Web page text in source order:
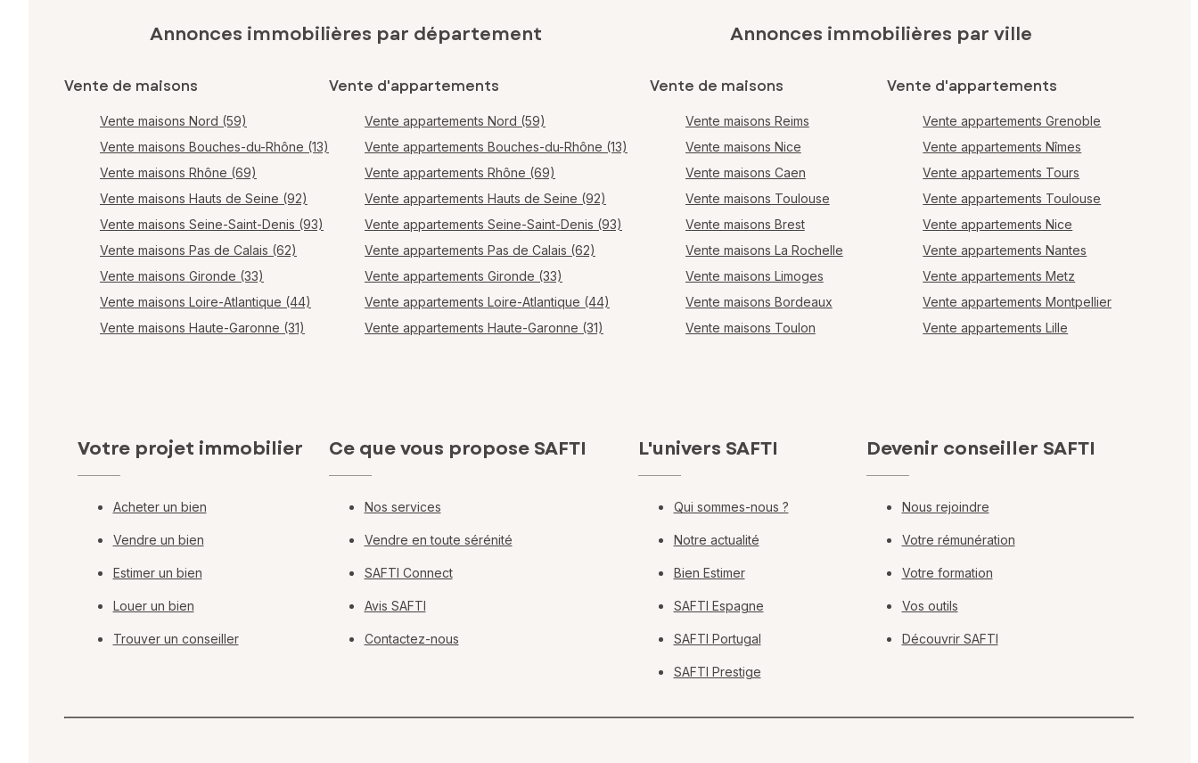
Annonces immobilières par département
Vente de maisons
Vente maisons Nord (59)
Vente maisons Bouches-du-Rhône (13)
Vente maisons Rhône (69)
Vente maisons Hauts de Seine (92)
Vente maisons Seine-Saint-Denis (93)
Vente maisons Pas de Calais (62)
Vente maisons Gironde (33)
Vente maisons Loire-Atlantique (44)
Vente maisons Haute-Garonne (31)
Vente d'appartements
Vente appartements Nord (59)
Vente appartements Bouches-du-Rhône (13)
Vente appartements Rhône (69)
Vente appartements Hauts de Seine (92)
Vente appartements Seine-Saint-Denis (93)
Vente appartements Pas de Calais (62)
Vente appartements Gironde (33)
Vente appartements Loire-Atlantique (44)
Vente appartements Haute-Garonne (31)
Annonces immobilières par ville
Vente de maisons
Vente maisons Reims
Vente maisons Nice
Vente maisons Caen
Vente maisons Toulouse
Vente maisons Brest
Vente maisons La Rochelle
Vente maisons Limoges
Vente maisons Bordeaux
Vente maisons Toulon
Vente d'appartements
Vente appartements Grenoble
Vente appartements Nîmes
Vente appartements Tours
Vente appartements Toulouse
Vente appartements Nice
Vente appartements Nantes
Vente appartements Metz
Vente appartements Montpellier
Vente appartements Lille
Votre projet immobilier
Acheter un bien
Vendre un bien
Estimer un bien
Louer un bien
Trouver un conseiller
Ce que vous propose SAFTI
Nos services
Vendre en toute sérénité
SAFTI Connect
Avis SAFTI
Contactez-nous
L'univers SAFTI
Qui sommes-nous ?
Notre actualité
Bien Estimer
SAFTI Espagne
SAFTI Portugal
SAFTI Prestige
Devenir conseiller SAFTI
Nous rejoindre
Votre rémunération
Votre formation
Vos outils
Découvrir SAFTI